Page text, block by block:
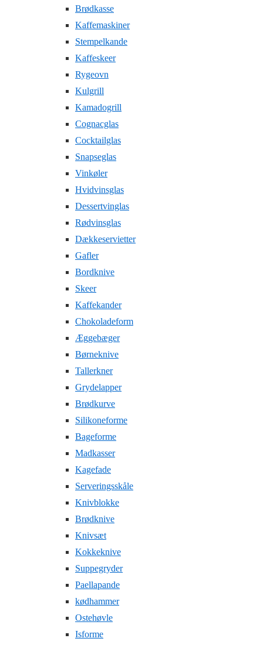
Brødkasse
Kaffemaskiner
Stempelkande
Kaffeskeer
Rygeovn
Kulgrill
Kamadogrill
Cognacglas
Cocktailglas
Snapseglas
Vinkøler
Hvidvinsglas
Dessertvinglas
Rødvinsglas
Dækkeservietter
Gafler
Bordknive
Skeer
Kaffekander
Chokoladeform
Æggebæger
Børneknive
Tallerkner
Grydelapper
Brødkurve
Silikoneforme
Bageforme
Madkasser
Kagefade
Serveringsskåle
Knivblokke
Brødknive
Knivsæt
Kokkeknive
Suppegryder
Paellapande
kødhammer
Ostehøvle
Isforme